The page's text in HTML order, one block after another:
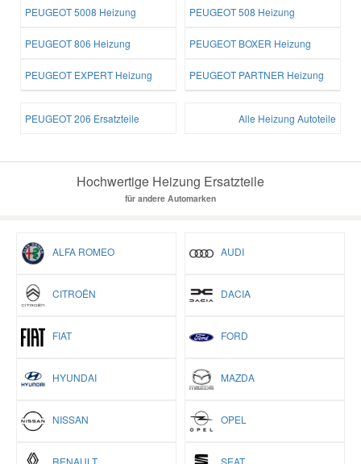
PEUGEOT 5008 Heizung PEUGEOT 508 Heizung
PEUGEOT 806 Heizung PEUGEOT BOXER Heizung
PEUGEOT EXPERT Heizung PEUGEOT PARTNER Heizung
PEUGEOT 206 Ersatzteile Alle Heizung Autoteile
Hochwertige Heizung Ersatzteile
für andere Automarken
ALFA ROMEO AUDI
CITROËN DACIA
FIAT FORD
HYUNDAI MAZDA
NISSAN OPEL